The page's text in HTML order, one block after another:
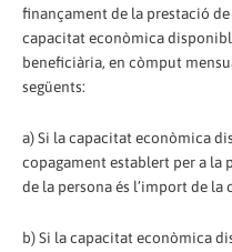
finançament de la prestació
capacitat econòmica
beneficiària, en còmput
següents:
a) Si la capacitat econòmica
copagament establert per a la
de la persona és l’import de
b) Si la capacitat econòmica